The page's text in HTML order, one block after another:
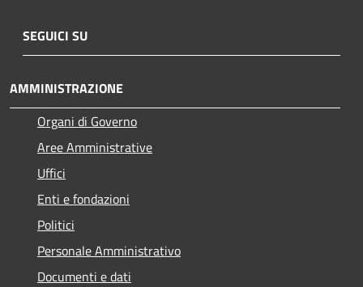
SEGUICI SU
AMMINISTRAZIONE
Organi di Governo
Aree Amministrative
Uffici
Enti e fondazioni
Politici
Personale Amministrativo
Documenti e dati